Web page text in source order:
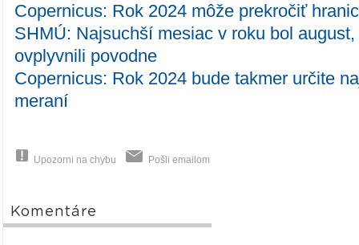
Copernicus: Rok 2024 môže prekročiť
SHMÚ: Najsuchší mesiac v roku bol
ovplyvnili povodne
Copernicus: Rok 2024 bude takmer určite
meraní
Upozorni na chybu Pošli emailom
Komentáre